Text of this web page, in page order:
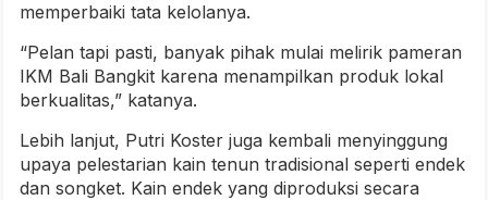
memperbaiki tata kelolanya.
“Pelan tapi pasti, banyak pihak mulai melirik pameran
IKM Bali Bangkit karena menampilkan produk lokal
berkualitas,” katanya.
Lebih lanjut, Putri Koster juga kembali menyinggung
upaya pelestarian kain tenun tradisional seperti endek
dan songket. Kain endek yang diproduksi secara